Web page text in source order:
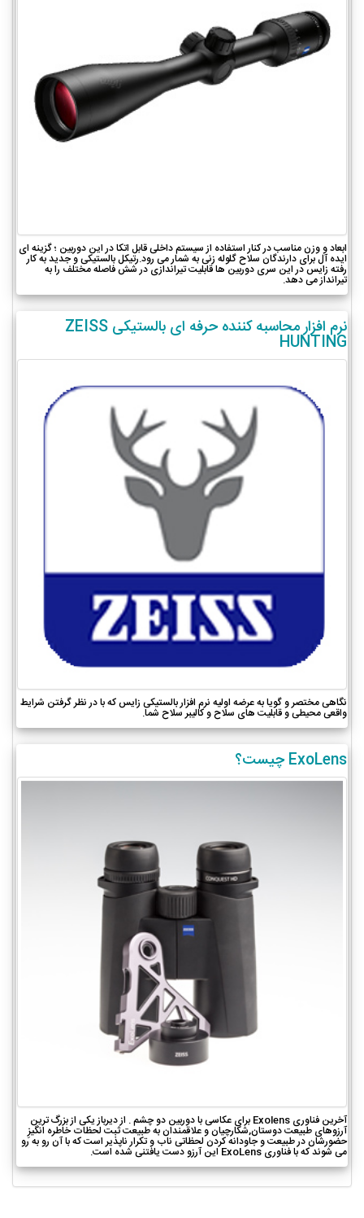
ابعاد و وزن مناسب در کنار استفاده از سیستم داخلی قابل اتکا در این دوربین ؛ گزینه ای
ایده آل برای دارندگان سلاح گلوله زنی به شمار می رود.رتیکل بالستیکی و جدید به کار
رفته زایس در این سری دوربین ها قابلیت تیراندازی در شش فاصله مختلف را به
تیرانداز می دهد.
نرم افزار محاسبه کننده حرفه ای بالستیکی ZEISS
HUNTING
نگاهی مختصر و گویا به عرضه اولیه نرم افزار بالستیکی زایس که با در نظر گرفتن شرایط
واقعی محیطی و قابلیت های سلاح و کالیبر سلاح شما.
ExoLens چیست؟
آخرین فناوری Exolens برای عکاسی با دوربین دو چشم . از دیرباز یکی از بزرگ ترین
آرزوهای طبیعت دوستان,شکارچیان و علاقمندان به طبیعت ثبت لحظات خاطره انگیزِ
حضورشان در طبیعت و جاودانه کردن لحظاتی ناب و تکرار ناپذیر است که با آن رو به رو
می شوند که با فناوری ExoLens این آرزو دست یافتنی شده است.